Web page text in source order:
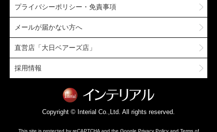
プライバシーポリシー・免責事項
メールが届かない方へ
直営店「大日ベアーズ店」
採用情報
Copyright © Interial Co.,Ltd. All rights reserved.
This site is protected by reCAPTCHA and the Google Privacy Policyand Terms of